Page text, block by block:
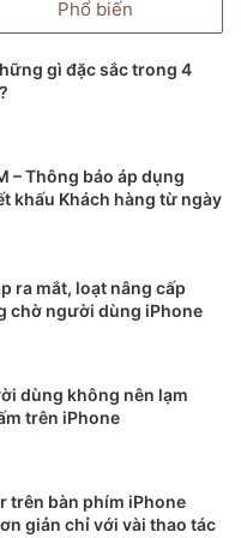
hình.
đầu tiên)
danh mục trông “ngốc
hệ đầu tiên, được phát
với Magic Mouse 2.
Phổ biến
gì đặc sắc trong 4
– Thông báo áp dụng
khấu Khách hàng từ ngày
ra mắt, loạt nâng cấp
chờ người dùng iPhone
dùng không nên lạm
trên iPhone
trên bàn phím iPhone
giản chỉ với vài thao tác